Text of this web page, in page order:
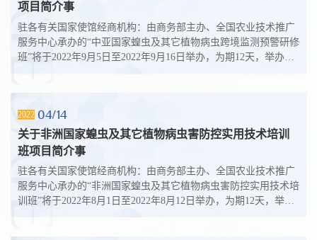
项目简介事
驻各有关国家使馆经商机构：由商务部主办、全国农业技术推广
服务中心承办的“中亚国家蝗虫及其它植物病虫跨境监测预警研修
班”将于2022年9月5日至2022年9月16日举办，为期12天，举办方
2022 04 14
关于非洲国家蝗虫及其它植物病虫害防控实用技术培训
班项目简介事
驻各有关国家使馆经商机构：由商务部主办、全国农业技术推广
服务中心承办的“非洲国家蝗虫及其它植物病虫害防控实用技术培
训班”将于2022年8月1日至2022年8月12日举办，为期12天，举办